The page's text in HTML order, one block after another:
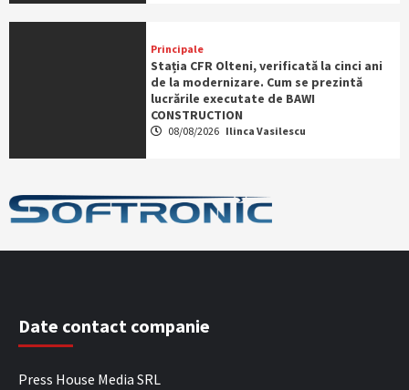
Principale
Stația CFR Olteni, verificată la cinci ani
de la modernizare. Cum se prezintă
lucrările executate de BAWI
CONSTRUCTION
08/08/2026 Ilinca Vasilescu
Date contact companie
Press House Media SRL